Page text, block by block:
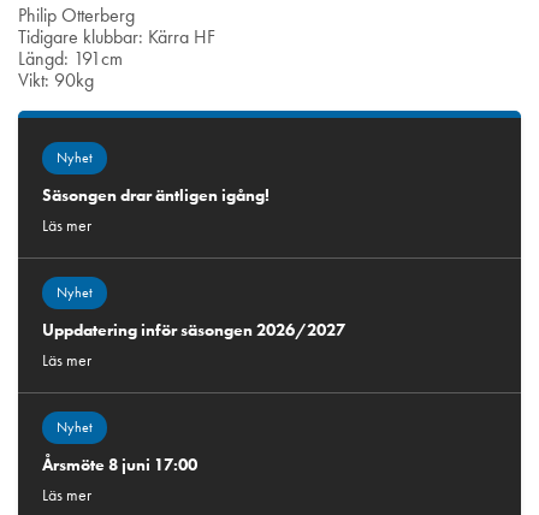
Philip Otterberg
Tidigare klubbar: Kärra HF
Längd: 191cm
Vikt: 90kg
Nyhet
Säsongen drar äntligen igång!
Läs mer
Nyhet
Uppdatering inför säsongen 2026/2027
Läs mer
Nyhet
Årsmöte 8 juni 17:00
Läs mer